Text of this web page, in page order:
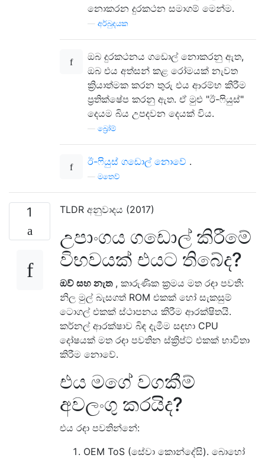
නොකරන දුරකථන සමාගම් මෙන්ම.
අර්බුදයක
ඔබ දුරකථනය ගඩොල් නොකරනු ඇත,
ඔබ එය අත්සන් කළ රෝමයක් නැවත
ක්‍රියාත්මක කරන තුරු එය ආරම්භ කිරීම
ප්‍රතික්ෂේප කරනු ඇත. ඒ මුළු "ඊ-ෆියුස්"
දෙයම බිය උපදවන දෙයක් විය.
බ්‍රෝම්
ඊ-ෆියුස් ගඩොල් නොවේ .
මතෙව්
1 TLDR අනුවාදය (2017)
උපාංගය ගඩොල් කිරීමේ
විභවයක් එයට තිබේද?
ඔව් සහ නැත, කාරුණික ක්‍රමය මත රඳා පවතී:
නිල මුල් බැසගත් ROM එකක් හෝ සැකසුම්
ටොගල් එකක් ස්ථාපනය කිරීම ආරක්ෂිතයි.
කර්නල් ආරක්ෂාව බිඳ දැමීම සඳහා CPU
දෝෂයක් මත රඳා පවතින ස්ක්‍රිප්ට් එකක් භාවිතා
කිරීම නොවේ.
එය මගේ වගකීම්
අවලංගු කරයිද?
එය රඳා පවතින්නේ:
OEM ToS (සේවා කොන්දේසි). බොහෝ